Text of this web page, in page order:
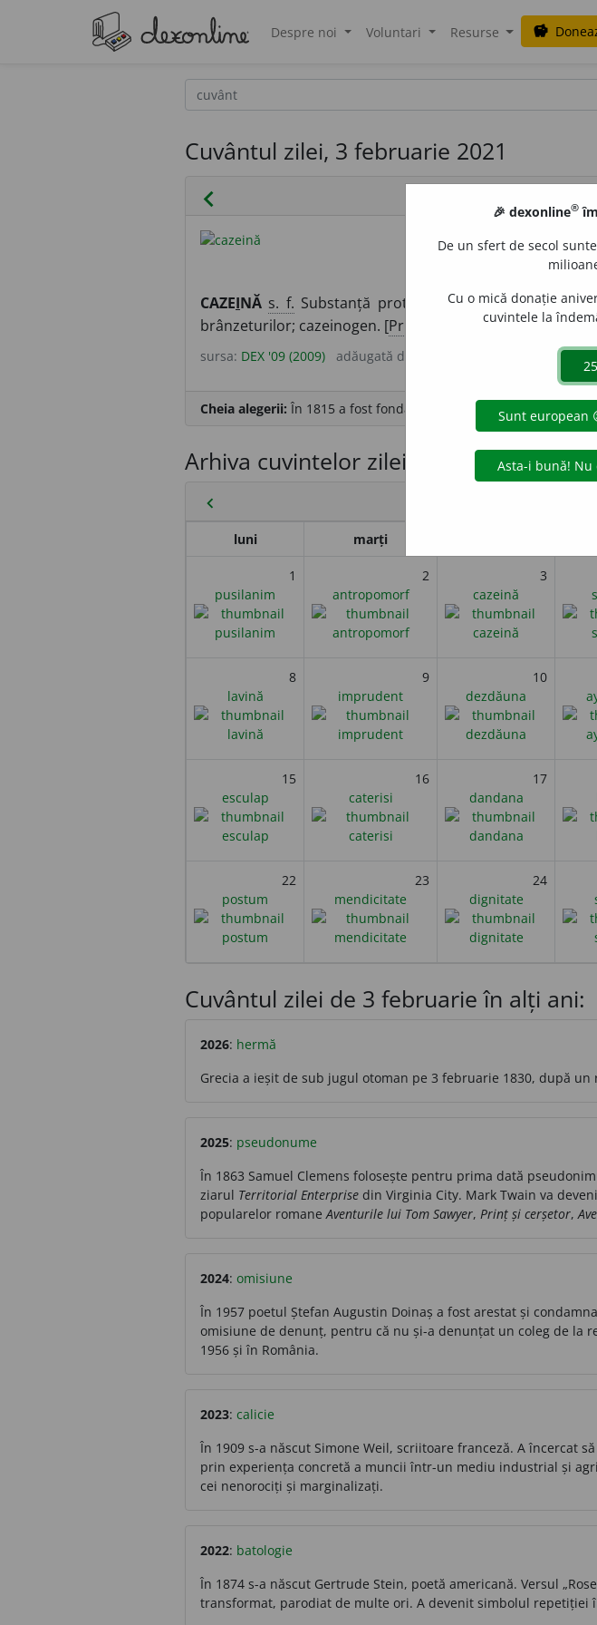
Despre noi Voluntari Resurse savings
Cuvântul zilei, 3 februarie 2021
chevron_left
CAZEINĂ s. f. Substanță proteică aflată în lapte și
brânzeturilor; cazeinogen. [Pr. ] – Dinfr. caséine.
sursa: DEX '09 (2009) adăugată de
Cheia alegerii: În 1815 a fost fondată în Elveția prima fabrică
Arhiva cuvintelor zilei
chevron_left
luni marți
1
pusilanim
2
antropomorf
3
cazeină
8
lavină
9
imprudent
10
dezdăuna
15
esculap
16
caterisi
17
dandana
22
postum
23
mendicitate
24
dignitate
Cuvântul zilei de 3 februarie în alți ani:
2026: hermă
Grecia a ieșit de sub jugul otoman pe 3 februarie 1830, după un
2025: pseudonume
În 1863 Samuel Clemens folosește pentru prima dată
ziarul Territorial Enterprise din Virginia City. Mark Twain va
popularelor romane Aventurile lui Tom Sawyer, Prinț și cerșetor,
2024: omisiune
În 1957 poetul Ștefan Augustin Doinaș a fost arestat și
omisiune de denunț, pentru că nu și-a denunțat un coleg de la
1956 și în România.
2023: calicie
În 1909 s-a născut Simone Weil, scriitoare franceză. A încercat
prin experiența concretă a muncii într-un mediu industrial și
cei nenorociți și marginalizați.
2022: batologie
În 1874 s-a născut Gertrude Stein, poetă americană. Versul
transformat, parodiat de multe ori. A devenit simbolul repetiției
🎉 dexonline®
De un sfert de secol
Cu o mică donație
cuvintele la